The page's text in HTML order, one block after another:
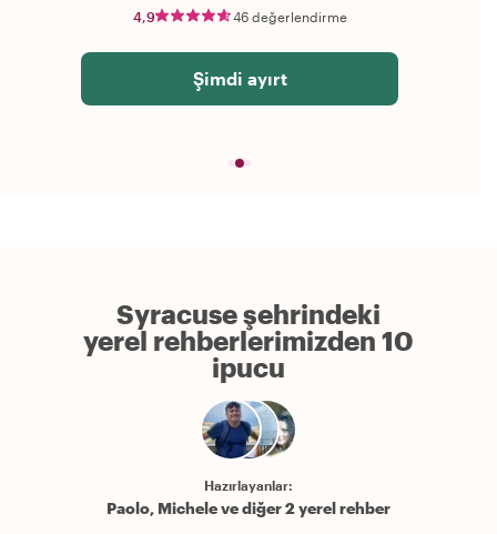
4,9 46 değerlendirme
Şimdi ayırt
Syracuse şehrindeki
yerel rehberlerimizden 10
ipucu
Hazırlayanlar:
Paolo, Michele ve diğer 2 yerel rehber